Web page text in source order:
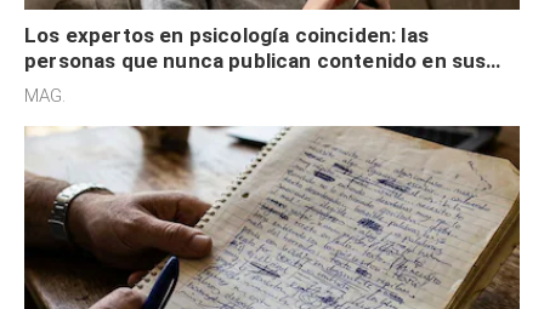
Los expertos en psicología coinciden: las
personas que nunca publican contenido en sus
redes sociales no pretenden buscar validación
MAG.